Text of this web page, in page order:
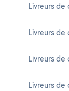
Livreurs de
Livreurs de
Livreurs de
Livreurs de